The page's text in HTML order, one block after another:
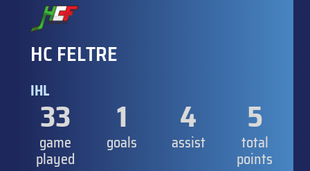
HC FELTRE
IHL
33
game
played
1
goals
4
assist
5
total
points